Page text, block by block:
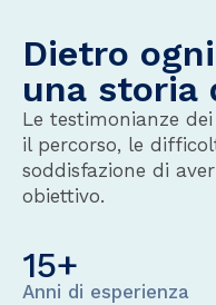
Dietro
una storia
Le testimonianze
il percorso, le
soddisfazione di
obiettivo.
Anni di esperienza
15+